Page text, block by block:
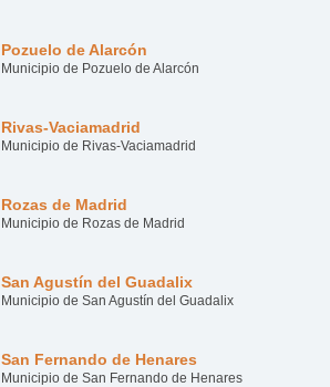
Pozuelo de Alarcón
Municipio de Pozuelo de Alarcón
Rivas-Vaciamadrid
Municipio de Rivas-Vaciamadrid
Rozas de Madrid
Municipio de Rozas de Madrid
San Agustín del Guadalix
Municipio de San Agustín del Guadalix
San Fernando de Henares
Municipio de San Fernando de Henares